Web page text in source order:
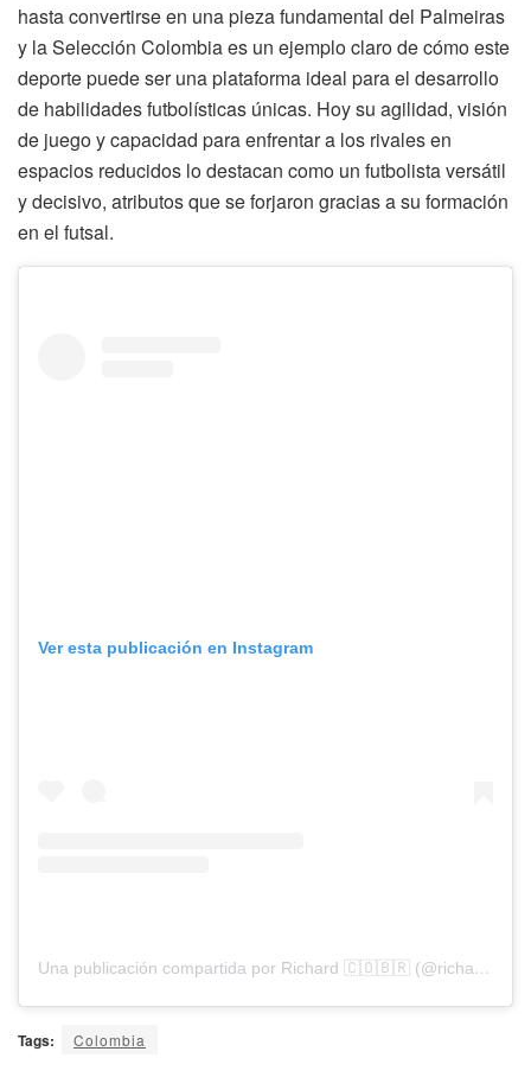
hasta convertirse en una pieza fundamental del Palmeiras
y la Selección Colombia es un ejemplo claro de cómo este
deporte puede ser una plataforma ideal para el desarrollo
de habilidades futbolísticas únicas. Hoy su agilidad, visión
de juego y capacidad para enfrentar a los rivales en
espacios reducidos lo destacan como un futbolista versátil
y decisivo, atributos que se forjaron gracias a su formación
en el futsal.
Ver esta publicación en Instagram
Una publicación compartida por Richard 🇨🇴🇧🇷 (@richardrios.m)
Tags: Colombia